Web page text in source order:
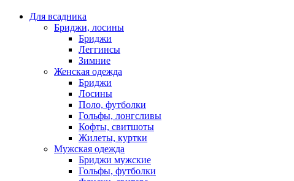
Для всадника
Бриджи, лосины
Бриджи
Леггинсы
Зимние
Женская одежда
Бриджи
Лосины
Поло, футболки
Гольфы, лонгсливы
Кофты, свитшоты
Жилеты, куртки
Мужская одежда
Бриджи мужские
Гольфы, футболки